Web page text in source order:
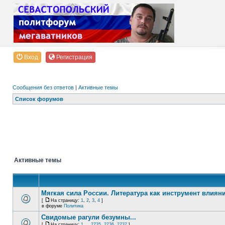
Вход Регистрация
Сообщения без ответов | Активные темы
Список форумов
Активные темы
Мягкая сила России. Литература как инструмент
[ На страницу: 1, 2, 3, 4 ]
в форуме Политика
Свидомые рагули безумны...